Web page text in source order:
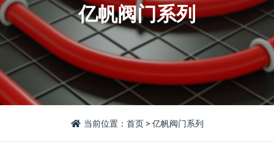
亿帆阀门系列
当前位置： 首页> 亿帆阀门系列